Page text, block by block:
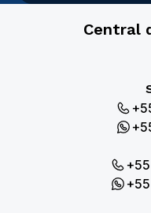
Central